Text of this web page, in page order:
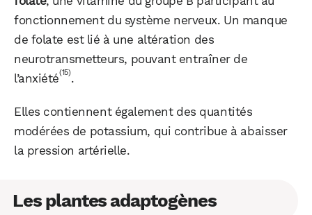
fonctionnement du système nerveux. Un manque
de folate est lié à une altération des
neurotransmetteurs, pouvant entraîner de
l’anxiété(15).
Elles contiennent également des quantités
modérées de potassium, qui contribue à abaisser
la pression artérielle.
Les plantes adaptogènes